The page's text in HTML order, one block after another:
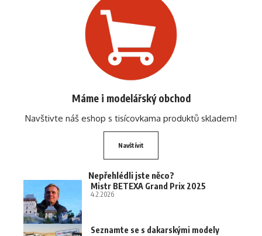
Máme i modelářský obchod
Navštivte náš eshop s tisícovkama produktů skladem!
Navštívit
Nepřehlédli jste něco?
Mistr BETEXA Grand Prix 2025
4.2.2026
Seznamte se s dakarskými modely